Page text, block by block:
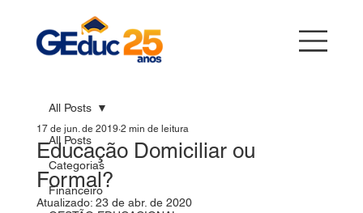
All Posts
Categorias
Financeiro
All Posts
Educação Domiciliar ou
Formal?
17 de jun. de 2019 2 min de leitura
Atualizado: 23 de abr. de 2020